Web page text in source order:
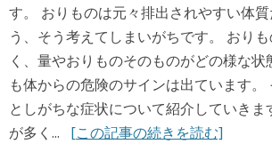
す。 おりものは元々排出されやすい体
う、そう考えてしまいがちです。 おり
く、量やおりものそのものがどの様な
も体からの危険のサインは出ています。
としがちな症状について紹介していき
が多く... [この記事の続きを読む]